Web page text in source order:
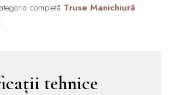
completă Truse Manichiură
.
tehnice